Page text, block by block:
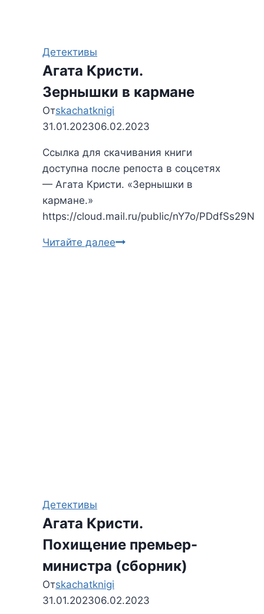
Детективы
Агата Кристи.
Зернышки в кармане
Отskachatknigi
31.01.202306.02.2023
Ссылка для скачивания книги
доступна после репоста в соцсетях
— Агата Кристи. «Зернышки в
кармане.»
https://cloud.mail.ru/public/nY7o/PDdfSs29N
Читайте далееАгата
Детективы
Агата Кристи.
Похищение премьер-
министра (сборник)
Отskachatknigi
31.01.202306.02.2023